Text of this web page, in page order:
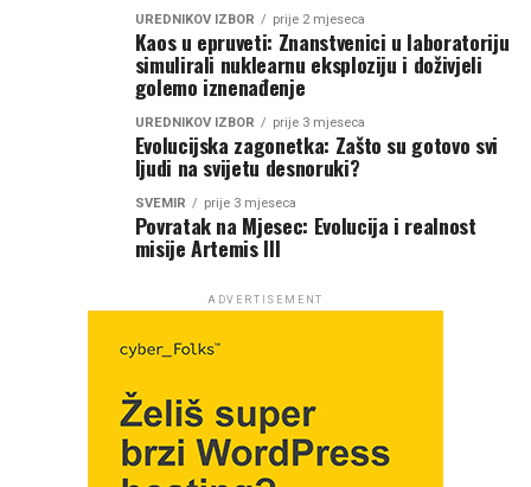
UREDNIKOV IZBOR prije 2 mjeseca
Kaos u epruveti: Znanstvenici u laboratoriju
simulirali nuklearnu eksploziju i doživjeli
golemo iznenađenje
UREDNIKOV IZBOR prije 3 mjeseca
Evolucijska zagonetka: Zašto su gotovo svi
ljudi na svijetu desnoruki?
SVEMIR prije 3 mjeseca
Povratak na Mjesec: Evolucija i realnost
misije Artemis III
ADVERTISEMENT